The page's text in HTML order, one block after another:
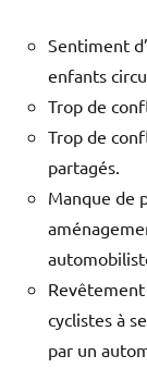
Sentiment
enfants
Trop de
Trop de
partagés.
Manque de
cyclistes à
par un